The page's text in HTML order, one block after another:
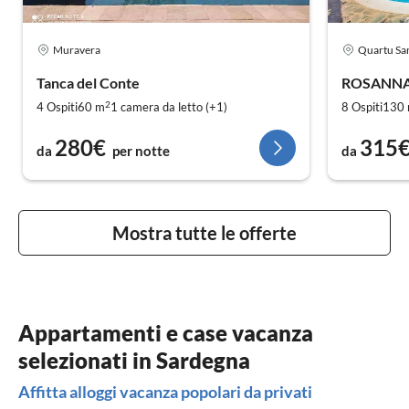
Muravera
Tanca del Conte
4 Ospiti60 m21 camera da letto (+1)
da 280€ per notte
Quartu
8 Ospiti130
da
Mostra tutte le offerte
Appartamenti e case vacanza
selezionati in Sardegna
Affitta alloggi vacanza popolari da privati